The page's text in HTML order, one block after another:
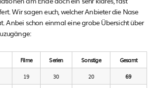
Wir sagen euch, welcher Anbieter die Nase
Anbei schon einmal eine grobe Übersicht über
Filme Serien Sonstige Gesamt
19 30 20 69